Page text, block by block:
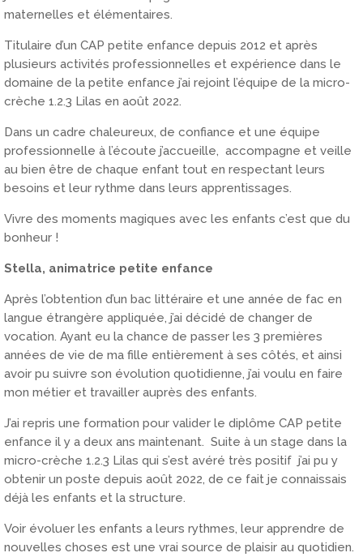
maternelles et élémentaires.
Titulaire d’un CAP petite enfance depuis 2012 et après
plusieurs activités professionnelles et expérience dans le
domaine de la petite enfance j’ai rejoint l’équipe de la micro-
crèche 1.2.3 Lilas en août 2022.
Dans un cadre chaleureux, de confiance et une équipe
professionnelle à l’écoute j’accueille, accompagne et veille
au bien être de chaque enfant tout en respectant leurs
besoins et leur rythme dans leurs apprentissages.
Vivre des moments magiques avec les enfants c’est que du
bonheur !
Stella, animatrice petite enfance
Après l’obtention d’un bac littéraire et une année de fac en
langue étrangère appliquée, j’ai décidé de changer de
vocation. Ayant eu la chance de passer les 3 premières
années de vie de ma fille entièrement à ses côtés, et ainsi
avoir pu suivre son évolution quotidienne, j’ai voulu en faire
mon métier et travailler auprès des enfants.
J’ai repris une formation pour valider le diplôme CAP petite
enfance il y a deux ans maintenant. Suite à un stage dans la
micro-crèche 1.2.3 Lilas qui s’est avéré très positif j’ai pu y
obtenir un poste depuis août 2022, de ce fait je connaissais
déjà les enfants et la structure.
Voir évoluer les enfants a leurs rythmes, leur apprendre de
nouvelles choses est une vrai source de plaisir au quotidien.